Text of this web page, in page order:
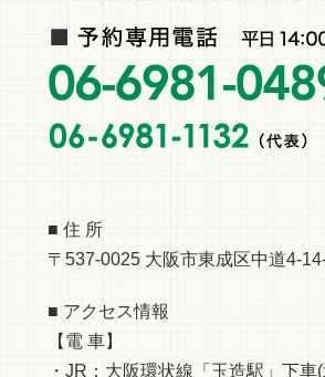
■ 住 所
〒537-0025 大阪市東成区中道4-
■ アクセス情報
【電 車】
・JR：大阪環状線「玉造駅」下